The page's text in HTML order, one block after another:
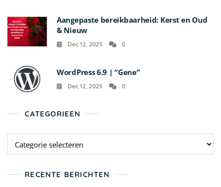
Aangepaste bereikbaarheid: Kerst en Oud
& Nieuw
Dec 12, 2025 0
WordPress 6.9 | “Gene”
Dec 12, 2025 0
CATEGORIEEN
RECENTE BERICHTEN